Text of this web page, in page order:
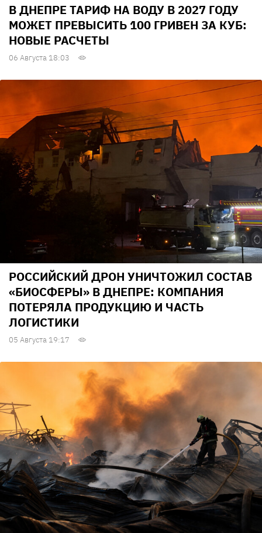
В ДНЕПРЕ ТАРИФ НА ВОДУ В 2027 ГОДУ
МОЖЕТ ПРЕВЫСИТЬ 100 ГРИВЕН ЗА КУБ:
НОВЫЕ РАСЧЕТЫ
06 Августа 18:03
РОССИЙСКИЙ ДРОН УНИЧТОЖИЛ СОСТАВ
«БИОСФЕРЫ» В ДНЕПРЕ: КОМПАНИЯ
ПОТЕРЯЛА ПРОДУКЦИЮ И ЧАСТЬ
ЛОГИСТИКИ
05 Августа 19:17